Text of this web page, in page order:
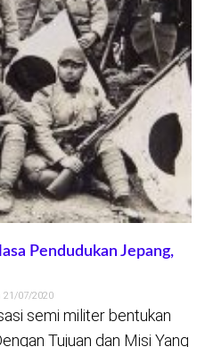
Pendudukan Jepang,
21/07/2020
semi militer bentukan
Tujuan dan Misi Yang